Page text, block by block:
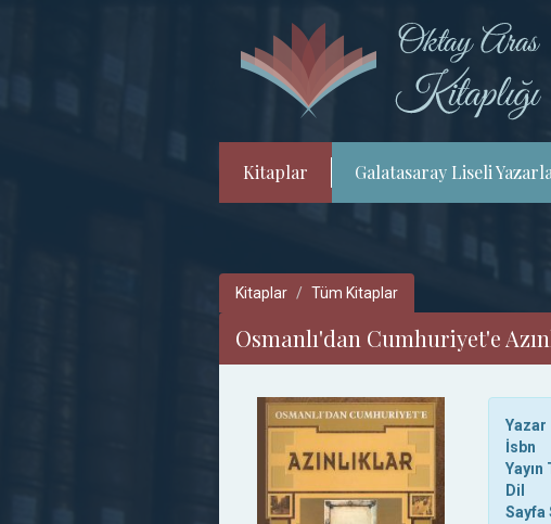
Kitaplar Galatasaray Liseli
Kitaplar Tüm Kitaplar
Osmanlı'dan Cumhuriyet'e
Yazar
İsbn
Yayın
Dil
Sayfa